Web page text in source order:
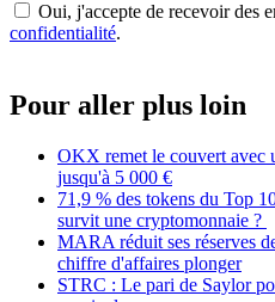
Oui, j'accepte de recevoir des
confidentialité.
Pour aller plus loin
OKX remet le couvert avec
jusqu'à 5 000 €
71,9 % des tokens du Top
survit une cryptomonnaie ?
MARA réduit ses réserves
chiffre d'affaires plonger
STRC : Le pari de Saylor